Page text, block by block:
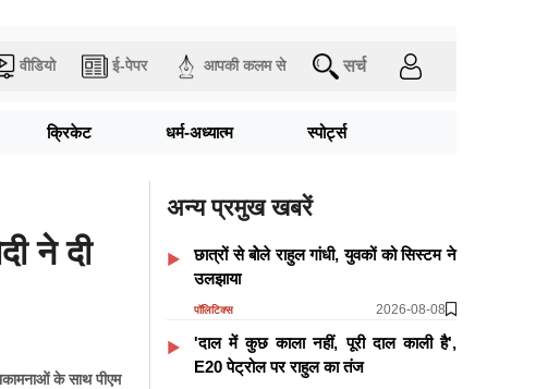
वीडियो ई-पेपर आपकी कलम से सर्च
क्रिकेट धर्म-अध्यात्म स्पोर्ट्स
ने दी
के साथ पीएम
अन्य प्रमुख खबरें
छात्रों से बोेले राहुल गांधी, युवकों को सिस्टम ने
उलझाया
पॉलिटिक्स 2026-08-08
'दाल में कुछ काला नहीं, पूरी दाल काली है',
E20 पेट्रोल पर राहुल का तंज